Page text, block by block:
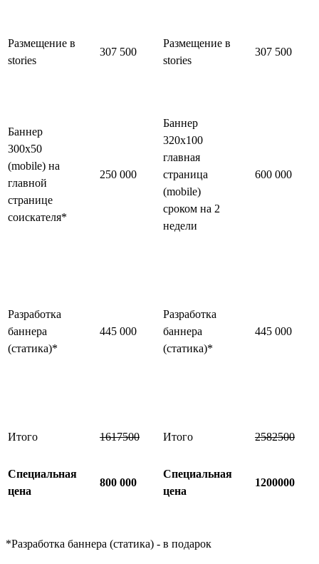
Размещение в
stories
307 500
Размещение в
stories
307 500
Баннер
300x50
(mobile) на
главной
странице
соискателя*
250 000
Баннер
320x100
главная
страница
(mobile)
сроком на 2
недели
600 000
Разработка
баннера
(статика)*
445 000
Разработка
баннера
(статика)*
445 000
Итого 1617500 Итого 2582500
Специальная
цена
800 000
Специальная
цена
1200000
*Разработка баннера (статика) - в подарок